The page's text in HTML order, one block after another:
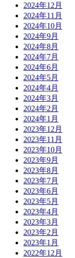
2024年12月
2024年11月
2024年10月
2024年9月
2024年8月
2024年7月
2024年6月
2024年5月
2024年4月
2024年3月
2024年2月
2024年1月
2023年12月
2023年11月
2023年10月
2023年9月
2023年8月
2023年7月
2023年6月
2023年5月
2023年4月
2023年3月
2023年2月
2023年1月
2022年12月